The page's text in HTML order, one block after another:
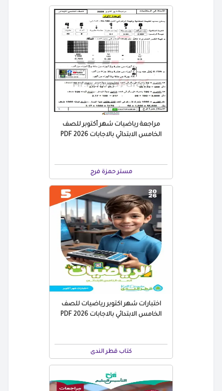
مراجعة رياضيات شهر أكتوبر للصف
الخامس الابتدائي بالاجابات 2026 PDF
مستر حمزة فرج
اختبارات شهر اكتوبر رياضيات للصف
الخامس الابتدائي بالاجابات 2026 PDF
كتاب قطر الندى